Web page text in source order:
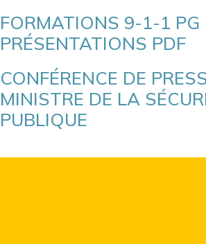
FORMATIONS 9-1-1 PG
PRÉSENTATIONS PDF
CONFÉRENCE DE
MINISTRE DE LA
PUBLIQUE